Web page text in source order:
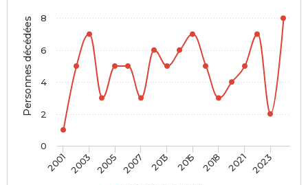
Personnes décédées
2001 2003 2005 2007 2013 2015 2018 2021 2023
0
2
4
6
8